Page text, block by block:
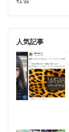
人気記事